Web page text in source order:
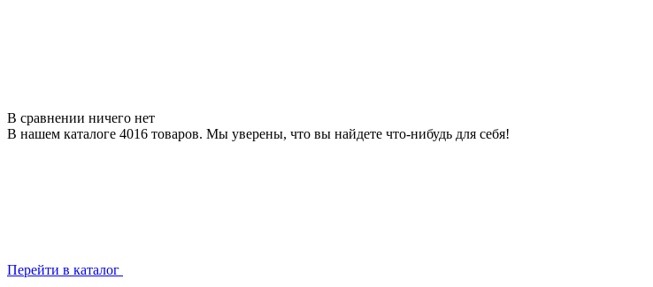
В сравнении ничего нет
В нашем каталоге 4016 товаров. Мы уверены, что вы найдете что-нибудь для себя!
Перейти в каталог